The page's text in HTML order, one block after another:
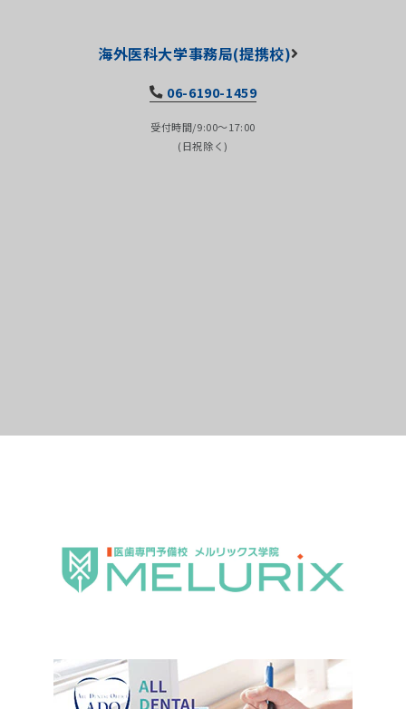
海外医科大学事務局(提携校)
06-6190-1459
受付時間/9:00～17:00
(日祝除く)